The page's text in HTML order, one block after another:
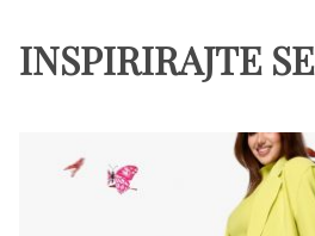
INSPIRIRAJTE SE